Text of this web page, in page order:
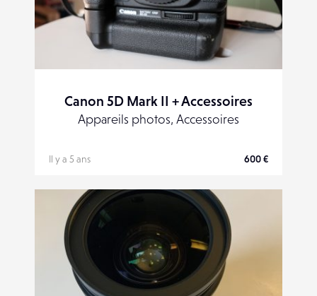
Canon 5D Mark II + Accessoires
Appareils photos, Accessoires
Il y a 5 ans 600 €